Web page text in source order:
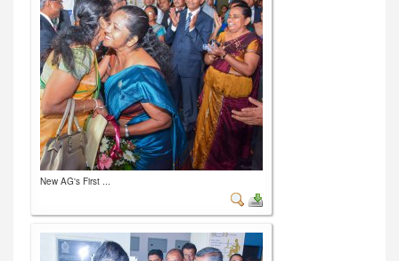
New AG's First ...